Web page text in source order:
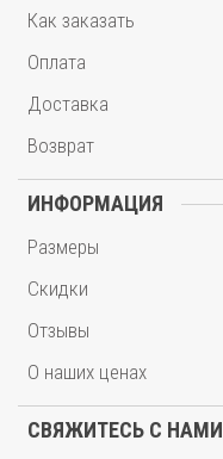
Как заказать
Оплата
Доставка
Возврат
ИНФОРМАЦИЯ
Размеры
Скидки
Отзывы
О наших ценах
СВЯЖИТЕСЬ С НАМИ